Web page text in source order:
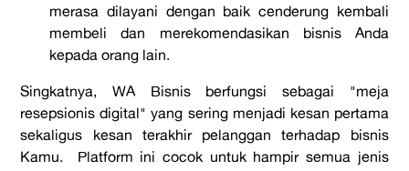
merasa dilayani dengan baik cenderung kembali
membeli dan merekomendasikan bisnis Anda
kepada orang lain.
Singkatnya, WA Bisnis berfungsi sebagai "meja
resepsionis digital" yang sering menjadi kesan pertama
sekaligus kesan terakhir pelanggan terhadap bisnis
Kamu. Platform ini cocok untuk hampir semua jenis